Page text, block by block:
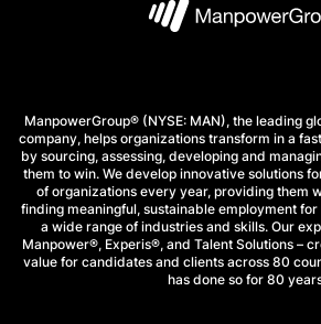
ManpowerGroup® (NYSE: MAN), the leading
company, helps organizations transform in a
by sourcing, assessing, developing and
them to win. We develop innovative solutions
of organizations every year, providing them
finding meaningful, sustainable employment
a wide range of industries and skills. Our
Manpower®, Experis®, and Talent Solutions –
value for candidates and clients across 80
has done so for 80